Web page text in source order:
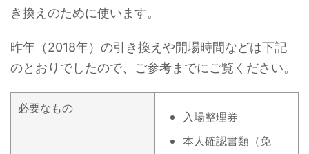
き換えのために使います。
昨年（2018年）の引き換えや開場時間などは下記
のとおりでしたので、ご参考までにご覧ください。
必要なもの
入場整理券
本人確認書類（免